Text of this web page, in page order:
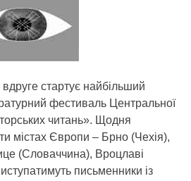
стартує найбільший
фестиваль Центральної
читань». Щодня
містах Європи – Брно (Чехія),
(Словаччина), Вроцлаві
письменники із